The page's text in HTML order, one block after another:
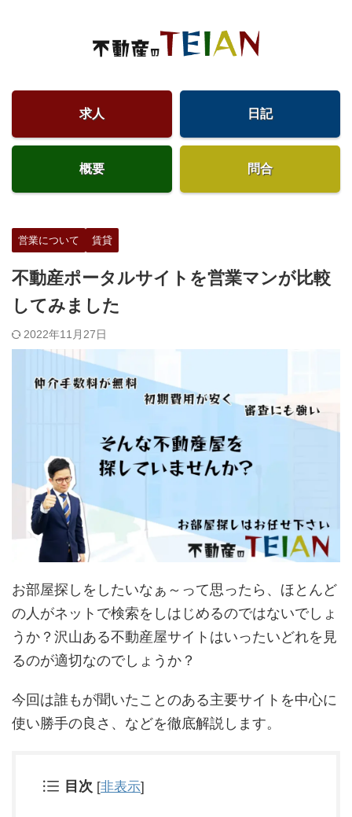
求人 日記
概要 問合
営業について 賃貸
不動産ポータルサイトを営業マンが比較
してみました
2022年11月27日
お部屋探しをしたいなぁ～って思ったら、ほとんど
の人がネットで検索をしはじめるのではないでしょ
うか？沢山ある不動産屋サイトはいったいどれを見
るのが適切なのでしょうか？
今回は誰もが聞いたことのある主要サイトを中心に
使い勝手の良さ、などを徹底解説します。
目次 [非表示]